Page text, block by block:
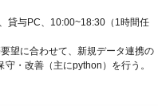
貸与PC、10:00~18:30（1時間任
望に合わせて、新規データ連携の
・改善（主にpython）を行う。